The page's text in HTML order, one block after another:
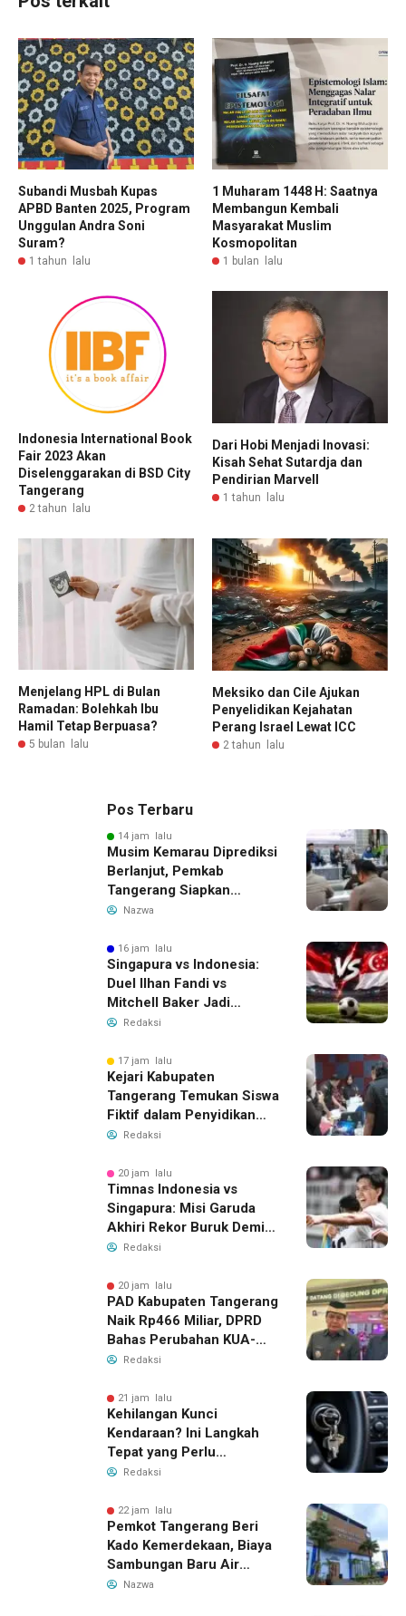
Subandi Musbah Kupas
APBD Banten 2025, Program
Unggulan Andra Soni
Suram?
1 tahun lalu
1 Muharam 1448 H: Saatnya
Membangun Kembali
Masyarakat Muslim
Kosmopolitan
1 bulan lalu
Indonesia International Book
Fair 2023 Akan
Diselenggarakan di BSD City
Tangerang
2 tahun lalu
Dari Hobi Menjadi Inovasi:
Kisah Sehat Sutardja dan
Pendirian Marvell
1 tahun lalu
Menjelang HPL di Bulan
Ramadan: Bolehkah Ibu
Hamil Tetap Berpuasa?
5 bulan lalu
Meksiko dan Cile Ajukan
Penyelidikan Kejahatan
Perang Israel Lewat ICC
2 tahun lalu
Pos Terbaru
14 jam lalu
Musim Kemarau Diprediksi
Berlanjut, Pemkab
Tangerang Siapkan
Langkah Antisipasi Krisis
Nazwa
16 jam lalu
Singapura vs Indonesia:
Duel Ilhan Fandi vs
Mitchell Baker Jadi
Sorotan di Piala AFF 2026
Redaksi
17 jam lalu
Kejari Kabupaten
Tangerang Temukan Siswa
Fiktif dalam Penyidikan
Dana BOP PKBM
Redaksi
20 jam lalu
Timnas Indonesia vs
Singapura: Misi Garuda
Akhiri Rekor Buruk Demi
Tiket Semifinal Piala AFF
Redaksi
20 jam lalu
PAD Kabupaten Tangerang
Naik Rp466 Miliar, DPRD
Bahas Perubahan KUA-
PPAS 2026
Redaksi
21 jam lalu
Kehilangan Kunci
Kendaraan? Ini Langkah
Tepat yang Perlu
Dilakukan
Redaksi
22 jam lalu
Pemkot Tangerang Beri
Kado Kemerdekaan, Biaya
Sambungan Baru Air
Bersih Dipangkas Jadi
Nazwa